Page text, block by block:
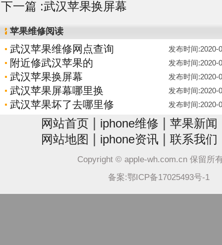
下一篇 :武汉苹果换屏幕
苹果维修阅读
武汉苹果维修网点查询 发布时间:2020-
附近修武汉苹果的 发布时间:2020-
武汉苹果换屏幕 发布时间:2020-
武汉苹果屏幕哪里换 发布时间:2020-
武汉苹果坏了去哪里修 发布时间:2020-
网站首页 iphone维修 苹果新闻
网站地图 iphone资讯 联系我们
Copyright © apple-wh.com.cn 保留所
备案:鄂ICP备17025493号-1